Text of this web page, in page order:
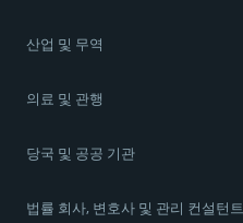
산업 및 무역
의료 및 관행
당국 및 공공 기관
법률 회사, 변호사 및 관리 컨설턴트